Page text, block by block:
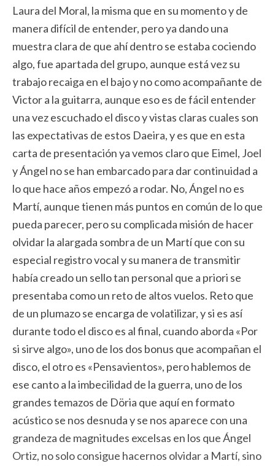
Laura del Moral, la misma que en su momento y de
manera difícil de entender, pero ya dando una
muestra clara de que ahí dentro se estaba cociendo
algo, fue apartada del grupo, aunque está vez su
trabajo recaiga en el bajo y no como acompañante de
Victor a la guitarra, aunque eso es de fácil entender
una vez escuchado el disco y vistas claras cuales son
las expectativas de estos Daeira, y es que en esta
carta de presentación ya vemos claro que Eimel, Joel
y Ángel no se han embarcado para dar continuidad a
lo que hace años empezó a rodar. No, Ángel no es
Martí, aunque tienen más puntos en común de lo que
pueda parecer, pero su complicada misión de hacer
olvidar la alargada sombra de un Martí que con su
especial registro vocal y su manera de transmitir
había creado un sello tan personal que a priori se
presentaba como un reto de altos vuelos. Reto que
de un plumazo se encarga de volatilizar, y si es así
durante todo el disco es al final, cuando aborda «Por
si sirve algo», uno de los dos bonus que acompañan el
disco, el otro es «Pensavientos», pero hablemos de
ese canto a la imbecilidad de la guerra, uno de los
grandes temazos de Döria que aquí en formato
acústico se nos desnuda y se nos aparece con una
grandeza de magnitudes excelsas en los que Ángel
Ortiz, no solo consigue hacernos olvidar a Martí, sino